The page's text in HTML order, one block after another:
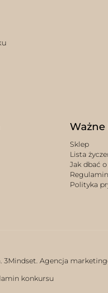
Sklep
Lista
Jak dbać
Polityka
3Mindset. Agencja
konkursu